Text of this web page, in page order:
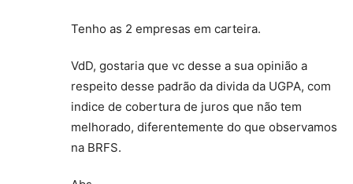
Tenho as 2 empresas em carteira.
VdD, gostaria que vc desse a sua opinião a
respeito desse padrão da divida da UGPA, com
indice de cobertura de juros que não tem
melhorado, diferentemente do que observamos
na BRFS.